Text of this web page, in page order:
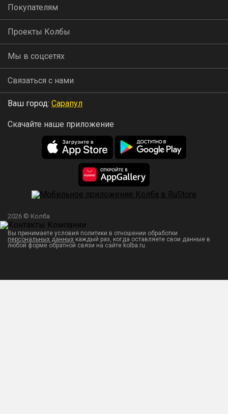
Покупателям
Проекты Колбы
Мы в соцсетях
Связаться с нами
Ваш город: Сарапул
Скачайте наше приложение
2026 © Колба
Вы принимаете условия политики в отношении обработки
персональных данных каждый раз, когда оставляете свои данные в
любой форме обратной связи на сайте kolba.ru.